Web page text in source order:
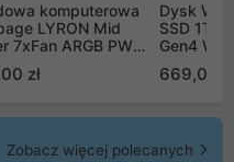
komputerowa
LYRON Mid
7xFan ARGB PWM
zł
Dysk WD
SSD 1TB
Gen4
669,00
Zobacz więcej polecanych